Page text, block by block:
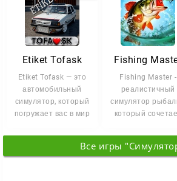
Etiket Tofask
Etiket Tofask — это
автомобильный
симулятор, который
погружает вас в мир
гонок на
Fishing
Fishing Master -
реалистичный
симулятор
который
атмосферу и
Все игры